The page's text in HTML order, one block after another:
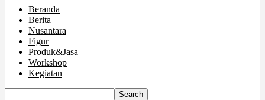
Beranda
Berita
Nusantara
Figur
Produk&Jasa
Workshop
Kegiatan